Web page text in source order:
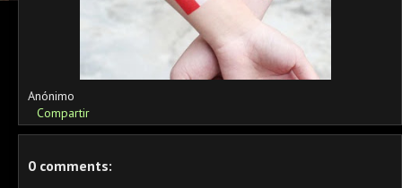
Anónimo
Compartir
0 comments: